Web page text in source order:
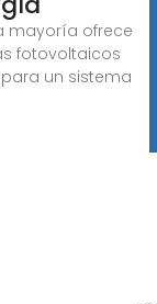
mayoría ofrece
fotovoltaicos
para un sistema